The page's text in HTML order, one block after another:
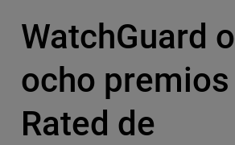
WatchGuard
ocho premios
Rated de